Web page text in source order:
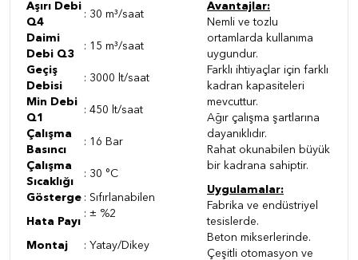
Aşırı Debi
Q4
: 30 m³/saat
Daimi
Debi Q3
: 15 m³/saat
Geçiş
Debisi
: 3000 lt/saat
Min Debi
Q1
: 450 lt/saat
Çalışma
Basıncı
: 16 Bar
Çalışma
Sıcaklığı
: 30 °C
Gösterge : Sıfırlanabilen
Hata Payı
: ± %2
Montaj : Yatay/Dikey
Avantajlar:
Nemli ve tozlu
ortamlarda kullanıma
uygundur.
Farklı ihtiyaçlar için farklı
kadran kapasiteleri
mevcuttur.
Ağır çalışma şartlarına
dayanıklıdır.
Rahat okunabilen büyük
bir kadrana sahiptir.
Uygulamalar:
Fabrika ve endüstriyel
tesislerde.
Beton mikserlerinde.
Çeşitli otomasyon ve